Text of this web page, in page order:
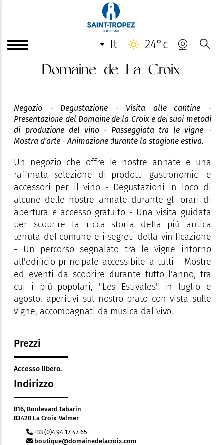
it 24°c
Domaine de La Croix
Negozio - Degustazione - Visita alle cantine -
Presentazione del Domaine de la Croix e dei suoi metodi
di produzione del vino - Passeggiata tra le vigne -
Mostra d'arte - Animazione durante la stagione estiva.
Un negozio che offre le nostre annate e una
raffinata selezione di prodotti gastronomici e
accessori per il vino - Degustazioni in loco di
alcune delle nostre annate durante gli orari di
apertura e accesso gratuito - Una visita guidata
per scoprire la ricca storia della più antica
tenuta del comune e i segreti della vinificazione
- Un percorso segnalato tra le vigne intorno
all'edificio principale accessibile a tutti - Mostre
ed eventi da scoprire durante tutto l'anno, tra
cui i più popolari, "Les Estivales" in luglio e
agosto, aperitivi sul nostro prato con vista sulle
vigne, accompagnati da musica dal vivo.
Prezzi
Accesso libero.
Indirizzo
816, Boulevard Tabarin
83420 La Croix-Valmer
+33 (0)4 94 17 47 65
boutique@domainedelacroix.com